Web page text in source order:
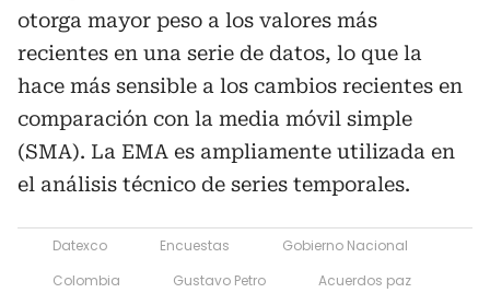
otorga mayor peso a los valores más
recientes en una serie de datos, lo que la
hace más sensible a los cambios recientes en
comparación con la media móvil simple
(SMA). La EMA es ampliamente utilizada en
el análisis técnico de series temporales.
Datexco Encuestas
Gobierno Nacional
Colombia
Gustavo Petro Acuerdos paz